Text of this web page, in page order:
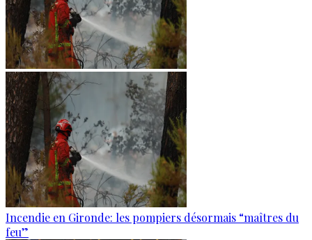
Incendie en Gironde: les pompiers désormais “maîtres du
feu”